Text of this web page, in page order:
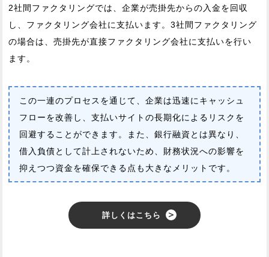
2社間ファクタリングでは、企業が売掛先からの入金を回収
し、ファクタリング会社に支払います。3社間ファクタリング
の場合は、売掛先が直接ファクタリング会社に支払いを行い
ます。
この一連のプロセスを通じて、企業は迅速にキャッシュ
フローを改善し、支払いサイトの長期化によるリスクを
回避することができます。また、銀行融資とは異なり、
借入負債として計上されないため、財務状況への影響を
抑えつつ資金を確保できる点も大きなメリットです。
詳しくはこちら